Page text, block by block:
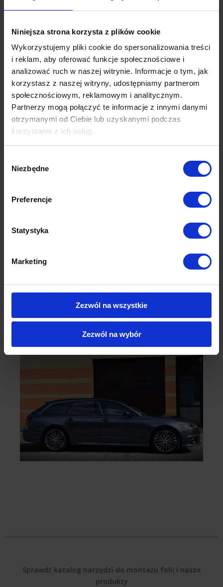
Niniejsza strona korzysta z plików cookie
Wykorzystujemy pliki cookie do spersonalizowania treści
i reklam, aby oferować funkcje społecznościowe i
analizować ruch w naszej witrynie. Informacje o tym, jak
korzystasz z naszej witryny, udostępniamy partnerom
społecznościowym, reklamowym i analitycznym.
Partnerzy mogą połączyć te informacje z innymi danymi
otrzymanymi od Ciebie lub uzyskanymi podczas
korzystania z ich usług.
zgody
Niezbędne
Preferencje
Statystyka
Marketing
Zezwól na wszystkie
Zezwól na wybór
Sprawdź katalog narzędzi do montażu folii i nasze
produkty